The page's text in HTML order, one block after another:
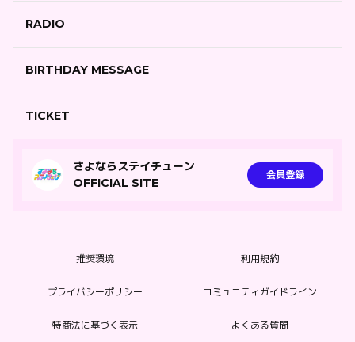
RADIO
BIRTHDAY MESSAGE
TICKET
さよならステイチューン
OFFICIAL SITE
会員登録
推奨環境 利用規約
プライバシーポリシー コミュニティガイドライン
特商法に基づく表示 よくある質問